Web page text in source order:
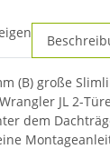
(B) große
JL 2-
dem